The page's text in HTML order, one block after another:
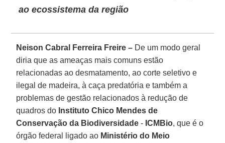
ao ecossistema da região
Neison Cabral Ferreira Freire – De um modo geral
diria que as ameaças mais comuns estão
relacionadas ao desmatamento, ao corte seletivo e
ilegal de madeira, à caça predatória e também a
problemas de gestão relacionados à redução de
quadros do Instituto Chico Mendes de
Conservação da Biodiversidade - ICMBio, que é o
órgão federal ligado ao Ministério do Meio